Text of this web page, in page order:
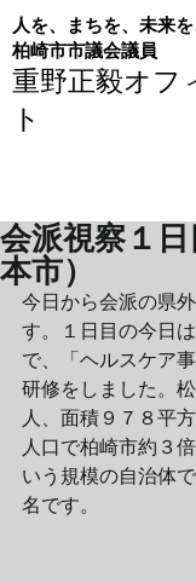
重野正毅オフ
ト
人を、まちを、未来
​柏崎市市議会議員
会派視察１
本市）
今日から会派の県
す。１日目の今日
で、「ヘルスケア
研修をしました。
人、面積９７８平
人口で柏崎市約３
いう規模の自治体
名です。